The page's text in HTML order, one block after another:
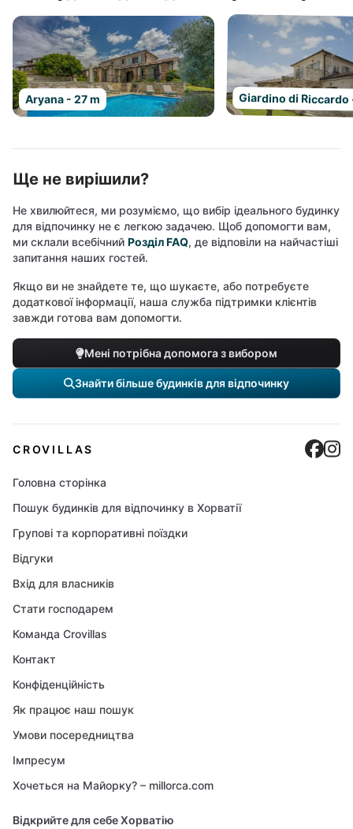
Aryana - 27 m Giardino di Riccardo
Ще не вирішили?
Не хвилюйтеся, ми розуміємо, що вибір ідеального будинку
для відпочинку не є легкою задачею. Щоб допомогти вам,
ми склали всебічний Розділ FAQ, де відповіли на найчастіші
запитання наших гостей.
Якщо ви не знайдете те, що шукаєте, або потребуєте
додаткової інформації, наша служба підтримки клієнтів
завжди готова вам допомогти.
Мені потрібна допомога з вибором
Знайти більше будинків для відпочинку
CROVILLAS
Головна сторінка
Пошук будинків для відпочинку в Хорватії
Групові та корпоративні поїздки
Відгуки
Вхід для власників
Стати господарем
Команда Crovillas
Контакт
Конфіденційність
Як працює наш пошук
Умови посередництва
Імпресум
Хочеться на Майорку? – millorca.com
Відкрийте для себе Хорватію